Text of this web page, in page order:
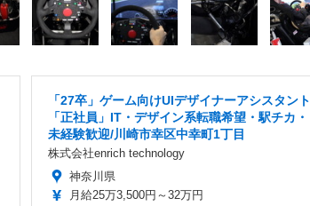
「27卒」ゲーム向けUIデザイナーアシスタント
「正社員」IT・デザイン系転職希望・駅チカ・
未経験歓迎/川崎市幸区中幸町1丁目
株式会社enrich technology
神奈川県
月給25万3,500円～32万円